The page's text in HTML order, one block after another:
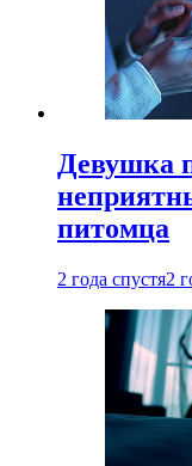
Девушка
питомца
2 года спустя2